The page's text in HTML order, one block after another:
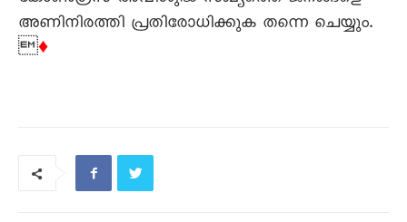
അണിനിരത്തി പ്രതിരോധിക്കുക തന്നെ ചെയ്യും.
♦